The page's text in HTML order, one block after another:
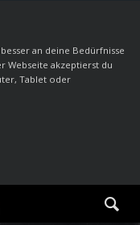
an deine Bedürfnisse
Webseite akzeptierst du
Tablet oder